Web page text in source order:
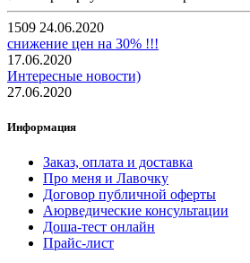
1509 24.06.2020
снижение цен на 30% !!!
17.06.2020
Интересные новости)
27.06.2020
Информация
Заказ, оплата и доставка
Про меня и Лавочку
Договор публичной оферты
Аюрведические консультации
Доша-тест онлайн
Прайс-лист